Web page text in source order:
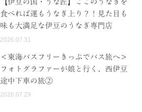
食べれば運もうなぎ上り？！見た目も
味も大満足な伊豆のうなぎ専門店
2026.07.31
＜東海バスフリーきっぷでバス旅へ＞
フォトグラファーが娘と行く、西伊豆
途中下車の旅②
2026.07.29